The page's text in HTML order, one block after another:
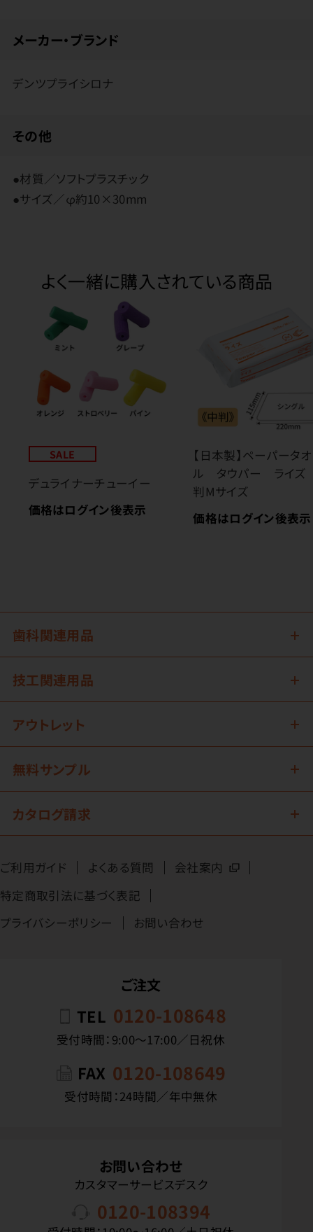
メーカー・ブランド
デンツプライシロナ
その他
●材質／ソフトプラスチック
●サイズ／φ約10×30mm
よく一緒に購入されている商品
SALE
デュライナーチューイー
価格はログイン後表示
【日本製】ペーパータオ
ル タウパー ライ
判Mサイズ
価格はログイン後表示
歯科関連用品
技工関連用品
アウトレット
無料サンプル
カタログ請求
ご利用ガイド よくある質問
会社案内
特定商取引法に基づく表記
プライバシーポリシー
お問い合わせ
ご注文
TEL 0120-108648
受付時間：9:00〜17:00／日祝休
FAX 0120-108649
受付時間：24時間／年中無休
お問い合わせ
カスタマーサービスデスク
0120-108394